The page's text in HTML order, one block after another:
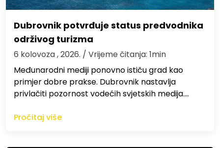
Dubrovnik potvrđuje status predvodnika
održivog turizma
6 kolovoza , 2026. / Vrijeme čitanja: 1min
Međunarodni mediji ponovno ističu grad kao
primjer dobre prakse. Dubrovnik nastavlja
privlačiti pozornost vodećih svjetskih medija.…
Pročitaj više